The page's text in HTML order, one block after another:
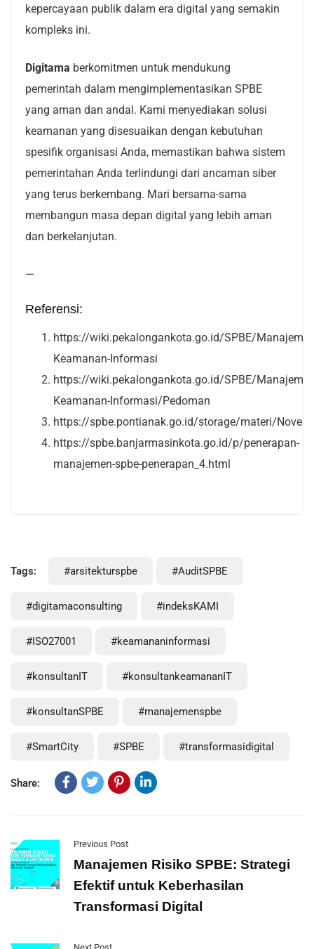
kepercayaan publik dalam era digital yang semakin
kompleks ini.
Digitama berkomitmen untuk mendukung
pemerintah dalam mengimplementasikan SPBE
yang aman dan andal. Kami menyediakan solusi
keamanan yang disesuaikan dengan kebutuhan
spesifik organisasi Anda, memastikan bahwa sistem
pemerintahan Anda terlindungi dari ancaman siber
yang terus berkembang. Mari bersama-sama
membangun masa depan digital yang lebih aman
dan berkelanjutan.
—
Referensi:
https://wiki.pekalongankota.go.id/SPBE/
Keamanan-Informasi
https://wiki.pekalongankota.go.id/SPBE/
Keamanan-Informasi/Pedoman
https://spbe.pontianak.go.id/storage/materi/
https://spbe.banjarmasinkota.go.id/p/penerapan-
manajemen-spbe-penerapan_4.html
Tags: #arsitekturspbe #AuditSPBE
#digitamaconsulting #indeksKAMI
#ISO27001 #keamananinformasi
#konsultanIT #konsultankeamananIT
#konsultanSPBE #manajemenspbe
#SmartCity #SPBE #transformasidigital
Share:
Previous Post
Manajemen Risiko SPBE: Strategi
Efektif untuk Keberhasilan
Transformasi Digital